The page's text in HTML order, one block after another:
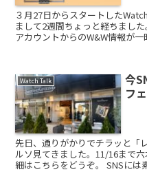
３月27日からスタートした
まして2週間ちょっと経ちまし
アカウントからのW&W情報が
Watch Talk
今
フ
先日、通りがかりでチラッと「
ルソ見てきました。11/16まで
細はこちらをどうぞ。 SNSには素敵なラテアートやスイーツがアッ